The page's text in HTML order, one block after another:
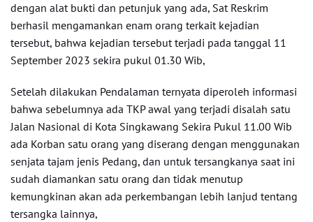
dengan alat bukti dan petunjuk yang ada, Sat Reskrim
berhasil mengamankan enam orang terkait kejadian
tersebut, bahwa kejadian tersebut terjadi pada tanggal 11
September 2023 sekira pukul 01.30 Wib,
Setelah dilakukan Pendalaman ternyata diperoleh informasi
bahwa sebelumnya ada TKP awal yang terjadi disalah satu
Jalan Nasional di Kota Singkawang Sekira Pukul 11.00 Wib
ada Korban satu orang yang diserang dengan menggunakan
senjata tajam jenis Pedang, dan untuk tersangkanya saat ini
sudah diamankan satu orang dan tidak menutup
kemungkinan akan ada perkembangan lebih lanjud tentang
tersangka lainnya,